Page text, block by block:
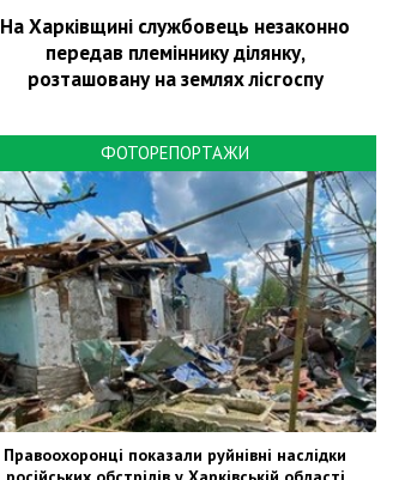
На Харківщині службовець незаконно
передав племіннику ділянку,
розташовану на землях лісгоспу
ФОТОРЕПОРТАЖИ
Правоохоронці показали руйнівні наслідки